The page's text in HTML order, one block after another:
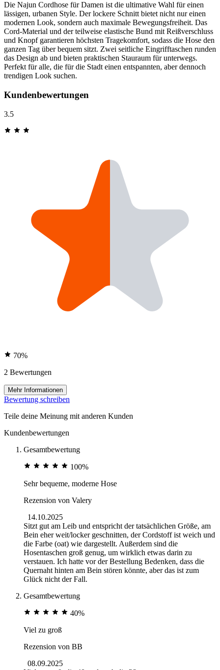
Die Najun Cordhose für Damen ist die ultimative Wahl für einen
lässigen, urbanen Style. Der lockere Schnitt bietet nicht nur einen
modernen Look, sondern auch maximale Bewegungsfreiheit. Das
Cord-Material und der teilweise elastische Bund mit Reißverschluss
und Knopf garantieren höchsten Tragekomfort, sodass die Hose den
ganzen Tag über bequem sitzt. Zwei seitliche Eingrifftaschen runden
das Design ab und bieten praktischen Stauraum für unterwegs.
Perfekt für alle, die für die Stadt einen entspannten, aber dennoch
trendigen Look suchen.
Kundenbewertungen
3.5
70%
2 Bewertungen
Mehr Informationen
Bewertung schreiben
Teile deine Meinung mit anderen Kunden
Kundenbewertungen
Gesamtbewertung
100%
Sehr bequeme, moderne Hose
Rezension von Valery
14.10.2025
Sitzt gut am Leib und entspricht der tatsächlichen Größe, am
Bein eher weit/locker geschnitten, der Cordstoff ist weich und
die Farbe (oat) wie dargestellt. Außerdem sind die
Hosentaschen groß genug, um wirklich etwas darin zu
verstauen. Ich hatte vor der Bestellung Bedenken, dass die
Quernaht hinten am Bein stören könnte, aber das ist zum
Glück nicht der Fall.
Gesamtbewertung
40%
Viel zu groß
Rezension von BB
08.09.2025